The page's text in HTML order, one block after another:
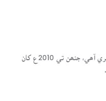
سنڌسلامت ڪتاب گهر ھڪ آن لائين لائبريري آھي، جنھن تي 2010ع کان